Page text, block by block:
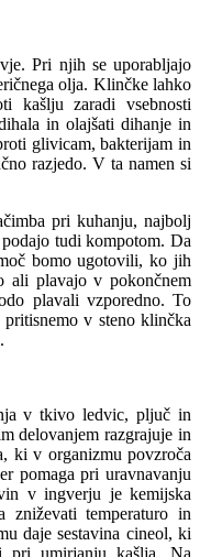
Pri njih se uporabljajo
olja. Klinčke lahko
kašlju zaradi vsebnosti
in olajšati dihanje in
glivicam, bakterijam in
razjedo. V ta namen si
pri kuhanju, najbolj
tudi kompotom. Da
bomo ugotovili, ko jih
ali plavajo v pokončnem
plavali vzporedno. To
v steno klinčka
v tkivo ledvic, pljuč in
delovanjem razgrajuje in
ki v organizmu povzroča
pomaga pri uravnavanju
v ingverju je kemijska
zniževati temperaturo in
daje sestavina cineol, ki
pri umirjanju kašlja. Na